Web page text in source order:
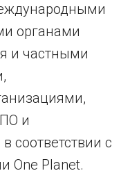
органами
и частными
и
соответствии с
One Planet.